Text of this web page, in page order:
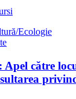
Ecologie
Apel către